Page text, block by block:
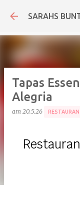
SARAHS
Tapas
Alegria
am 20.5.26